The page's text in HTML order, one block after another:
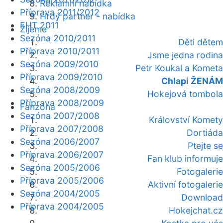
Reklamní nabídka
Hrdý partner - nabídka
Žijeme
Děti dětem
Jsme jedna rodina
Petr Koukal a Kometa
Chlapi ŽENÁM
Hokejová tombola
Fanzóna
Království Komety
Dortiáda
Ptejte se
Fan klub informuje
Fotogalerie
Aktivní fotogalerie
Download
Hokejchat.cz
Příprava 2011/2012
EHT 2011
Sezóna 2010/2011
Příprava 2010/2011
Sezóna 2009/2010
Příprava 2009/2010
Sezóna 2008/2009
Příprava 2008/2009
Sezóna 2007/2008
Příprava 2007/2008
Sezóna 2006/2007
Příprava 2006/2007
Sezóna 2005/2006
Příprava 2005/2006
Sezóna 2004/2005
Příprava 2004/2005